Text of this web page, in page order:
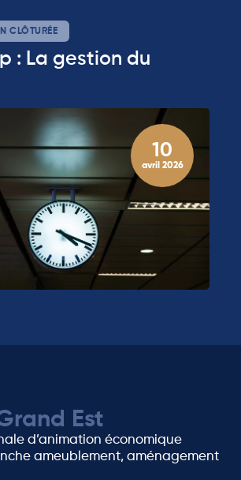
CLÔTURÉE
: La gestion du
10
avril 2026
Est
d’animation économique
ameublement, aménagement